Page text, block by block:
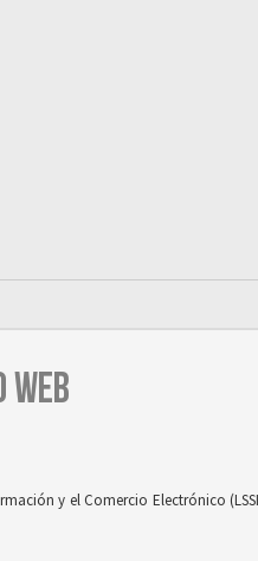
WEB
y el Comercio Electrónico